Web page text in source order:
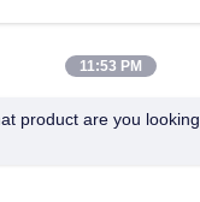
11:53 PM
product are you looking